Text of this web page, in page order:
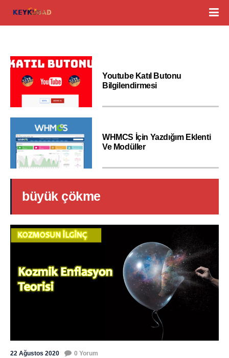
Youtube Katıl Butonu
Bilgilendirmesi
WHMCS İçin Yazdığım Eklenti
Ve Modüller
büyük çökme
22 Ağustos 2020 0 Yorum